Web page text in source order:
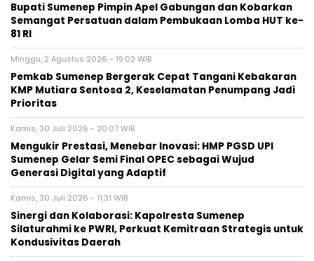
Bupati Sumenep Pimpin Apel Gabungan dan Kobarkan
Semangat Persatuan dalam Pembukaan Lomba HUT ke-
81 RI
Minggu, 2 Agustus 2026 - 19:02 WIB
Pemkab Sumenep Bergerak Cepat Tangani Kebakaran
KMP Mutiara Sentosa 2, Keselamatan Penumpang Jadi
Prioritas
Kamis, 30 Juli 2026 - 20:07 WIB
Mengukir Prestasi, Menebar Inovasi: HMP PGSD UPI
Sumenep Gelar Semi Final OPEC sebagai Wujud
Generasi Digital yang Adaptif
Kamis, 30 Juli 2026 - 11:31 WIB
Sinergi dan Kolaborasi: Kapolresta Sumenep
Silaturahmi ke PWRI, Perkuat Kemitraan Strategis untuk
Kondusivitas Daerah